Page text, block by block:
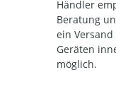
Händler
Beratung
ein
Geräten
möglich.